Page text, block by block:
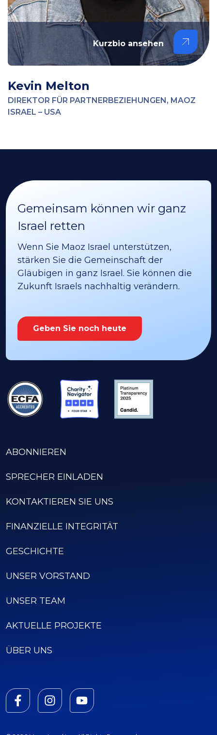
Kurzbio ansehen
Kevin Melton
DIREKTOR FÜR PARTNERBEZIEHUNGEN, MAOZ
ISRAEL – USA
Gemeinsam können wir ganz
Israel retten
Wenn Sie Maoz Israel unterstützen,
stärken Sie die Gemeinschaft der
Gläubigen in ganz Israel. Sie können die
Zukunft Israels nachhaltig verändern.
Geben Sie noch heute
ABONNIEREN
SPRECHER EINLADEN
KONTAKTIEREN SIE UNS
FINANZIELLE INTEGRITÄT
GESCHICHTE
UNSER VORSTAND
UNSER TEAM
AKTUELLE PROJEKTE
ÜBER UNS